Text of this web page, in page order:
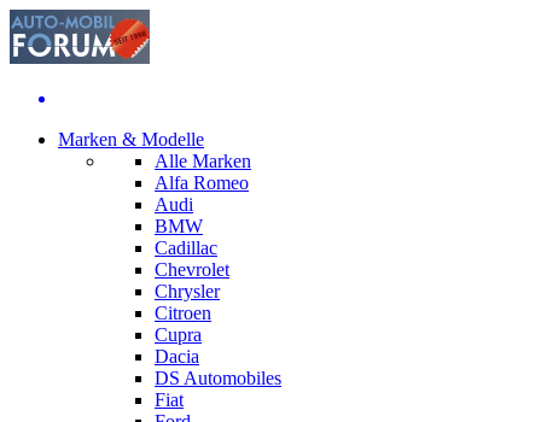
Marken & Modelle
Alle Marken
Alfa Romeo
Audi
BMW
Cadillac
Chevrolet
Chrysler
Citroen
Cupra
Dacia
DS Automobiles
Fiat